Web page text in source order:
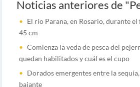
Noticias anteriores de
El río Parana, en Rosario, durante
45 cm
Comienza la veda de pesca del
quedan habilitados y cuál es el cupo
Dorados emergentes entre la
bajante